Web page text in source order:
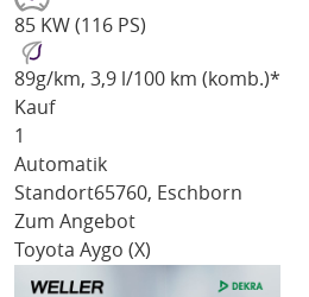
85 KW (116 PS)
89g/km, 3,9 l/100 km (komb.)*
Kauf
1
Automatik
Standort65760, Eschborn
Zum Angebot
Toyota Aygo (X)